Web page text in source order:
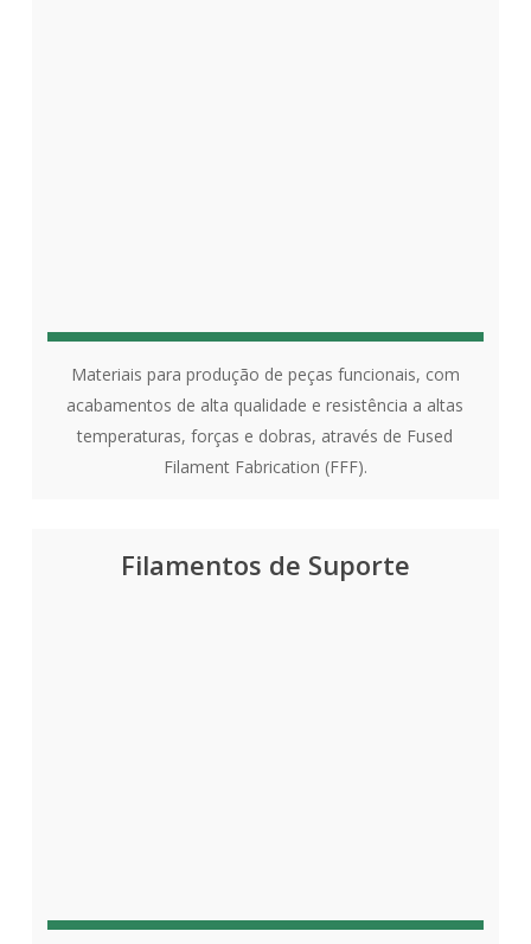
Materiais para produção de peças funcionais, com
acabamentos de alta qualidade e resistência a altas
temperaturas, forças e dobras, através de Fused
Filament Fabrication (FFF).
Filamentos de Suporte